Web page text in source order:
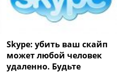
Skype: убить ваш скайп
может любой человек
удаленно. Будьте